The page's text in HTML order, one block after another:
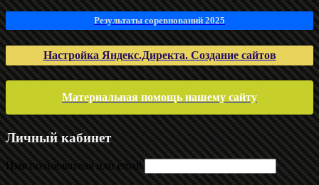
Результаты соревнований 2025
Настройка Яндекс.Директа. Создание сайтов
Материальная помощь нашему сайту
Личный кабинет
Имя пользователя или email